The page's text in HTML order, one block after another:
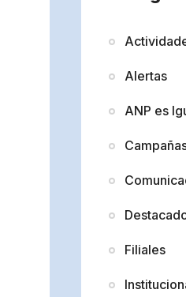
Alertas
ANP es
Filiales